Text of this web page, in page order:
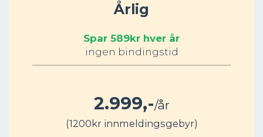
Årlig
Spar 589kr hver år
ingen bindingstid
2.999,-/år
(1200krinnmeldingsgebyr)